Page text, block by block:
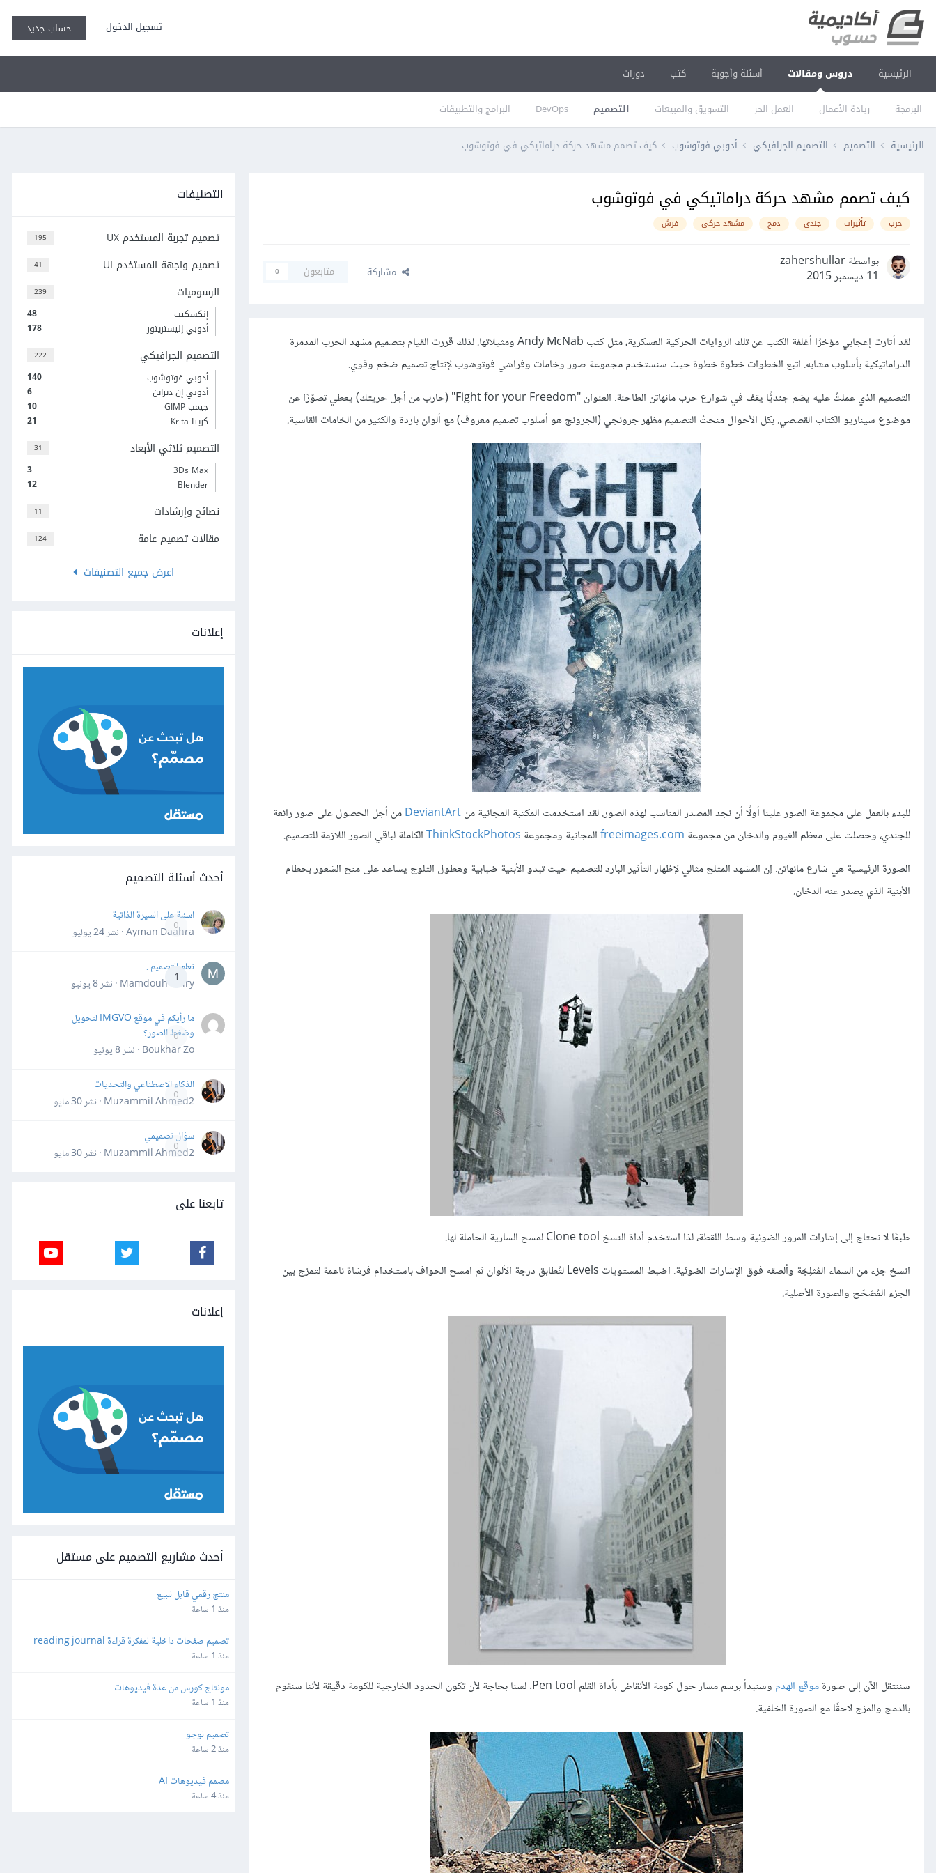
تسجيل الدخول حساب جديد
الرئيسية دروس ومقالات
البرمجة ريادة الأعمال العمل الحر التسويق والمبيعات التصميم DevOps البرامج والتطبيقات
أسئلة وأجوبة كتب دورات
الرئيسية التصميم التصميم الجرافيكي أدوبي فوتوشوب كيف تصمم مشهد حركة دراماتيكي في فوتوشوب
كيف تصمم مشهد حركة دراماتيكي في فوتوشوب
حرب تأثيرات جندي دمج مشهد حركي فرش
بواسطة zahershullar
11 ديسمبر 2015
مشاركة متابعون 0
لقد أثارت إعجابي مؤخرًا أغلفة الكتب عن تلك الروايات الحركية العسكرية، مثل كتب Andy McNab ومثيلاتها. لذلك قررت القيام بتصميم مشهد الحرب المدمرة
الدراماتيكية بأسلوب مشابه. اتبع الخطوات خطوة خطوة حيث سنستخدم مجموعة صور وخامات وفراشي فوتوشوب لإنتاج تصميم ضخم وقوي.
التصميم الذي عملتُ عليه يضم جنديًّا يقف في شوارع حرب مانهاتن الطاحنة. العنوان "Fight for your Freedom" (حارب من أجل حريتك) يعطي تصوّرًا عن
موضوع سيناريو الكتاب القصصي. بكل الأحوال منحتُ التصميم مظهر جرونجي (الجرونج هو أسلوب تصميم معروف) مع ألوان باردة والكثير من الخامات القاسية.
للبدء بالعمل على مجموعة الصور علينا أولًا أن نجد المصدر المناسب لهذه الصور. لقد استخدمت المكتبة المجانية منDeviantArtمن أجل الحصول على صور رائعة
للجندي، وحصلت على معظم الغيوم والدخان من مجموعة freeimages.comالمجانية ومجموعة ThinkStockPhotosالكاملة لباقي الصور اللازمة للتصميم.
الصورة الرئيسية هي شارع مانهاتن. إن المشهد المثلج مثالي لإظهار التأثير البارد للتصميم حيث تبدو الأبنية ضبابية وهطول الثلوج يساعد على منح الشعور بحطام
الأبنية الذي يصدر عنه الدخان.
طبعًا لا نحتاج إلى إشارات المرور الضوئية وسط اللقطة، لذا استخدم أداة النسخ Clone tool لمسح السارية الحاملة لها.
انسخ جزء من السماء المُثلِجَة وألصقه فوق الإشارات الضوئية. اضبط المستويات Levels لتُطابق درجة الألوان ثم امسح الحواف باستخدام فرشاة ناعمة لتمزج بين
الجزء المُصَحّح والصورة الأصلية.
سننتقل الآن إلى صورةموقع الهدم
وسنبدأ برسم مسار حول كومة الأنقاض بأداة القلم Pen tool. لسنا بحاجة لأن تكون الحدود الخارجية للكومة دقيقة لأننا سنقوم
بالدمج والمزج لاحقًا مع الصورة الخلفية.
التصنيفات
195 تصميم تجربة المستخدم UX
41 تصميم واجهة المستخدم UI
239 الرسوميات
48
إنكسكيب
178
أدوبي إليستريتور
222 التصميم الجرافيكي
140
أدوبي فوتوشوب
6
أدوبي إن ديزاين
10
جيمب GIMP
21
كريتا Krita
31 التصميم ثلاثي الأبعاد
3
3Ds Max
12
Blender
11 نصائح وإرشادات
124
مقالات تصميم عامة
اعرض جميع التصنيفات
إعلانات
أحدث أسئلة التصميم
0
اسئلة على السيرة الذاتية
Ayman Daahra · نشر
24 يوليو
1
تعلم التصميم .
Mamdouh Khiry · نشر
8 يونيو
0
ما رأيكم في موقع IMGVO لتحويل
وضغط الصور؟
Boukhar Zo · نشر
8 يونيو
0
الذكاء الاصطناعي والتحديات
Muzammil Ahmed2 · نشر
30 مايو
0
سؤال تصميمي
Muzammil Ahmed2 · نشر
30 مايو
تابعنا على
إعلانات
أحدث مشاريع التصميم على مستقل
منتج رقمي قابل للبيع
منذ 1 ساعة
تصميم صفحات داخلية لمفكرة قراءة reading journal
منذ 1 ساعة
مونتاج كورس من عدة فيديوهات
منذ 1 ساعة
تصميم لوجو
منذ 2 ساعة
مصمم فيديوهات AI
منذ 4 ساعة